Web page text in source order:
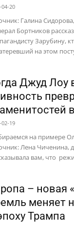
04-20
Галина
Бортников
Зарубину,
на этом
Джуд Лоу
02-19
на примере
Лена Чиченина,
вам, что
– новая
меняет
Трампа